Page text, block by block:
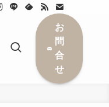
お
問
合
せ